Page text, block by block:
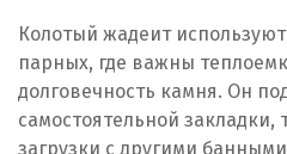
Колотый жадеит
парных, где важны
долговечность камня. Он
самостоятельной
загрузки с другими